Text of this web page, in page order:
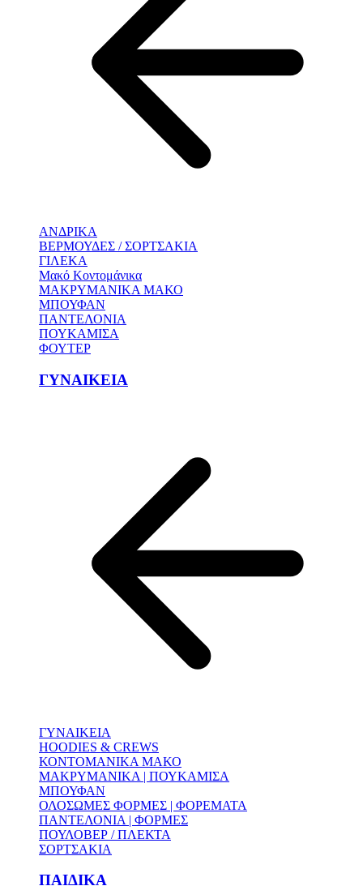
ΑΝΔΡΙΚΑ
ΒΕΡΜΟΥΔΕΣ / ΣΟΡΤΣΑΚΙΑ
ΓΙΛΕΚΑ
Μακό Κοντομάνικα
ΜΑΚΡΥΜΑΝΙΚΑ ΜΑΚΟ
ΜΠΟΥΦΑΝ
ΠΑΝΤΕΛΟΝΙΑ
ΠΟΥΚΑΜΙΣΑ
ΦΟΥΤΕΡ
ΓΥΝΑΙΚΕΙΑ
ΓΥΝΑΙΚΕΙΑ
HOODIES & CREWS
ΚΟΝΤΟΜΑΝΙΚΑ ΜΑΚΟ
ΜΑΚΡΥΜΑΝΙΚΑ | ΠΟΥΚΑΜΙΣΑ
ΜΠΟΥΦΑΝ
ΟΛΟΣΩΜΕΣ ΦΟΡΜΕΣ | ΦΟΡΕΜΑΤΑ
ΠΑΝΤΕΛΟΝΙΑ | ΦΟΡΜΕΣ
ΠΟΥΛΟΒΕΡ / ΠΛΕΚΤΑ
ΣΟΡΤΣΑΚΙΑ
ΠΑΙΔΙΚΑ